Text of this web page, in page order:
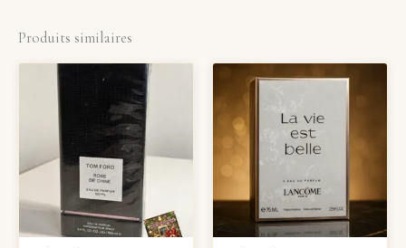
Produits similaires